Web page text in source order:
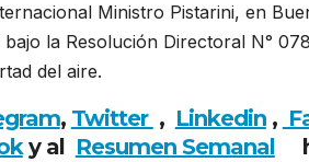
Ministro Pistarini, en
la Resolución Directoral N°
del aire.
, Twitter , Linkedin,
y al Resumen Semanal